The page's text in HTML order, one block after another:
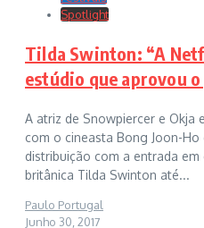
Spotlight
Tilda Swinton: “A
estúdio que aprovou
A atriz de Snowpiercer e Okja
com o cineasta Bong Joon-
distribuição com a entrada
britânica Tilda Swinton até...
Paulo Portugal
Junho 30, 2017